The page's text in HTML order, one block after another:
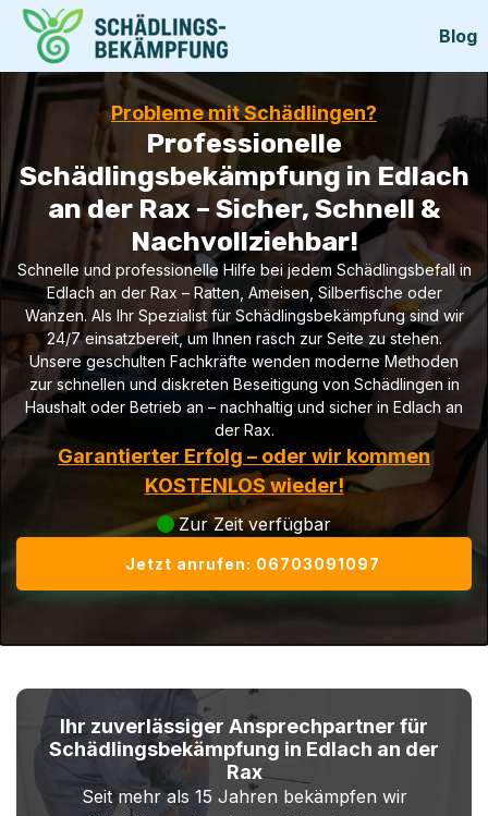
Blog
Probleme mit Schädlingen?
Professionelle
Schädlingsbekämpfung in Edlach
an der Rax – Sicher, Schnell &
Nachvollziehbar!
Schnelle und professionelle Hilfe bei jedem Schädlingsbefall in
Edlach an der Rax – Ratten, Ameisen, Silberfische oder
Wanzen. Als Ihr Spezialist für Schädlingsbekämpfung sind wir
24/7 einsatzbereit, um Ihnen rasch zur Seite zu stehen.
Unsere geschulten Fachkräfte wenden moderne Methoden
zur schnellen und diskreten Beseitigung von Schädlingen in
Haushalt oder Betrieb an – nachhaltig und sicher in Edlach an
der Rax.
Garantierter Erfolg – oder wir kommen
KOSTENLOS wieder!
Zur Zeit verfügbar
Jetzt anrufen: 06703091097
Ihr zuverlässiger Ansprechpartner für
Schädlingsbekämpfung in Edlach an der
Rax
Seit mehr als 15 Jahren bekämpfen wir